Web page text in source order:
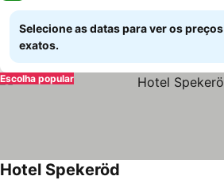
Selecione as datas para ver os preços
exatos.
Escolha popular
Hotel Spekeröd